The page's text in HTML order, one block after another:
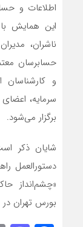
اطلاعات و
این همایش
ناشران،
حسابرسان
و کارشناسان
سرمایه،
برگزار می‌شود.
شایان ذکر
دستورالعمل
«چشم‌انداز
بورس تهران